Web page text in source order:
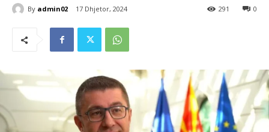
By admin02 17 Dhjetor, 2024 0
291